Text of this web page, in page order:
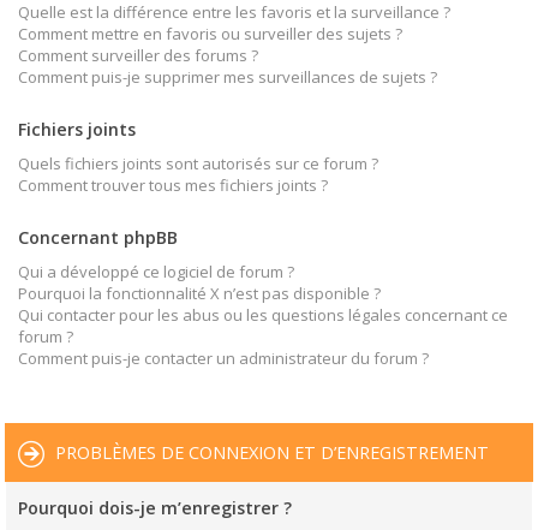
Quelle est la différence entre les favoris et la surveillance ?
Comment mettre en favoris ou surveiller des sujets ?
Comment surveiller des forums ?
Comment puis-je supprimer mes surveillances de sujets ?
Fichiers joints
Quels fichiers joints sont autorisés sur ce forum ?
Comment trouver tous mes fichiers joints ?
Concernant phpBB
Qui a développé ce logiciel de forum ?
Pourquoi la fonctionnalité X n’est pas disponible ?
Qui contacter pour les abus ou les questions légales concernant ce
forum ?
Comment puis-je contacter un administrateur du forum ?
PROBLÈMES DE CONNEXION ET D’ENREGISTREMENT
Pourquoi dois-je m’enregistrer ?